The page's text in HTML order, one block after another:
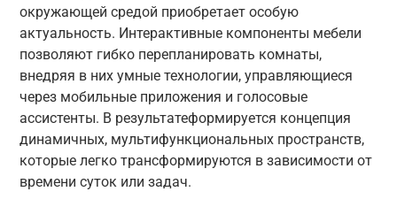
окружающей средой приобретает особую
актуальность. Интерактивные компоненты мебели
позволяют гибко перепланировать комнаты,
внедряя в них умные технологии, управляющиеся
через мобильные приложения и голосовые
ассистенты. В результатеформируется концепция
динамичных, мультифункциональных пространств,
которые легко трансформируются в зависимости от
времени суток или задач.